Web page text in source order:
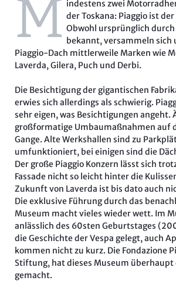
M indestens zwei
der Toskana: Piaggio ist
Obwohl ursprünglich durch
bekannt, versammeln sich
Piaggio-Dach mittlerweile Marken wie
Laverda, Gilera, Puch und Derbi.
Die Besichtigung der gigantischen
erwies sich allerdings als schwierig.
sehr eigen, was Besichtigungen angeht.
großformatige Umbaumaßnahmen auf
Gange. Alte Werkshallen sind zu
umfunktioniert, bei einigen sind die
Der große Piaggio Konzern lässt sich
Fassade nicht so leicht hinter die
Zukunft von Laverda ist bis dato auch
Die exklusive Führung durch das
Museum macht vieles wieder wett. Im
anlässlich des 60sten Geburtstages
die Geschichte der Vespa gelegt, auch
kommen nicht zu kurz. Die Fondazione
Stiftung, hat dieses Museum überhaupt
gemacht.